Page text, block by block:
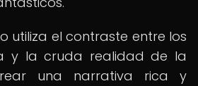
utiliza el contraste entre los
y la cruda realidad de la
una narrativa rica y